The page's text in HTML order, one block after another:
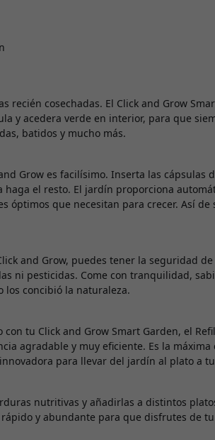
recién cosechadas. El Click and Grow
y acedera verde en interior, para que
batidos y mucho más.
Grow es facilísimo. Inserta las cápsulas
haga el resto. El jardín proporciona
óptimos que necesitan para crecer. Así de
and Grow, puedes tener la seguridad
ni pesticidas. Come con tranquilidad,
los concibió la naturaleza.
tu Click and Grow Smart Garden, el
agradable y muy eficiente. Es la máxima
para llevar del jardín al plato a
nutritivas y añadirlas a distintos
y abundante para que disfrutes de tu